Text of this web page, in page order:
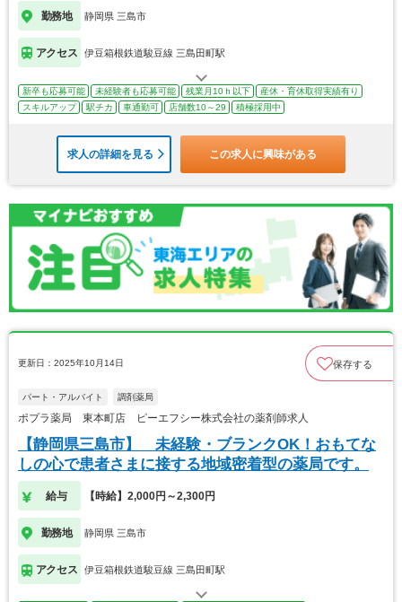
勤務地 静岡県 三島市
アクセス 伊豆箱根鉄道駿豆線 三島田町駅
新卒も応募可能 未経験者も応募可能 残業月10ｈ以下
産休・育休取得実績有り
スキルアップ
駅チカ 車通勤可 店舗数10～29 積極採用中
求人の詳細を見る この求人に興味がある
更新日：2025年10月14日 保存する
パート・アルバイト 調剤薬局
ポプラ薬局 東本町店 ピーエフシー株式会社の薬剤師求人
【静岡県三島市】 未経験・ブランクOK！おもてな
しの心で患者さまに接する地域密着型の薬局です。
給与 【時給】2,000円～2,300円
勤務地 静岡県 三島市
アクセス 伊豆箱根鉄道駿豆線 三島田町駅